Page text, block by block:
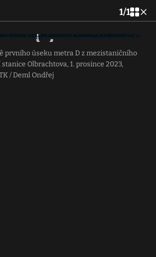
1/1
prvního úseku metra D z mezistaničního
Olbrachtova, 1. prosince 2023,
/ Deml Ondřej